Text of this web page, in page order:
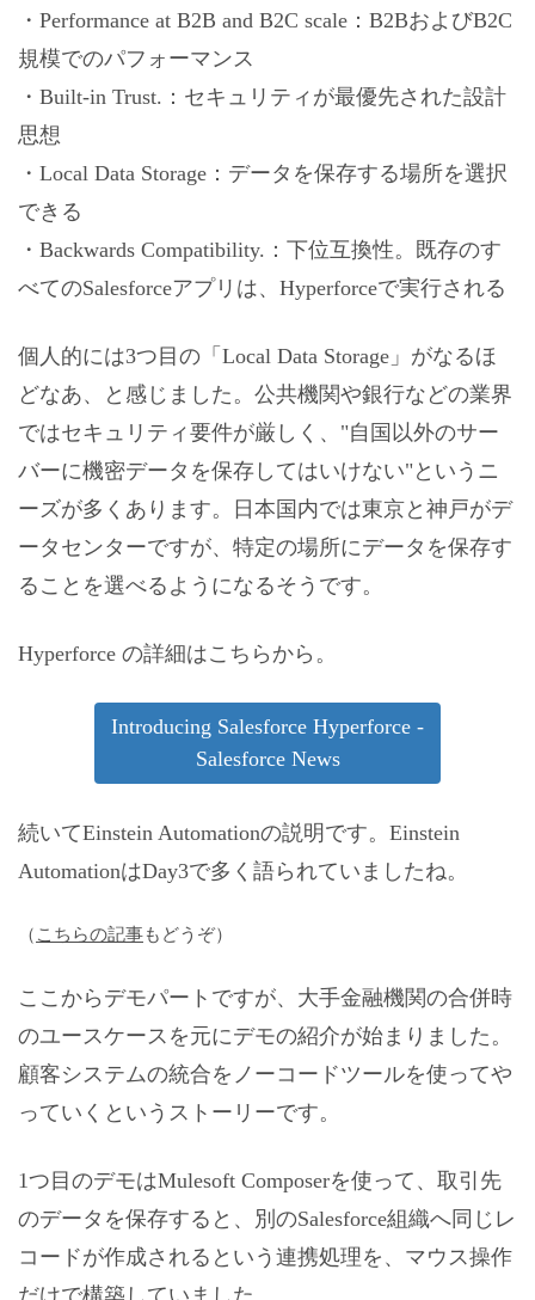
・Performance at B2B and B2C scale：B2BおよびB2C
規模でのパフォーマンス
・Built-in Trust.：セキュリティが最優先された設計
思想
・Local Data Storage：データを保存する場所を選択
できる
・Backwards Compatibility.：下位互換性。既存のす
べてのSalesforceアプリは、Hyperforceで実行される
個人的には3つ目の「Local Data Storage」がなるほ
どなあ、と感じました。公共機関や銀行などの業界
ではセキュリティ要件が厳しく、"自国以外のサー
バーに機密データを保存してはいけない"というニ
ーズが多くあります。日本国内では東京と神戸がデ
ータセンターですが、特定の場所にデータを保存す
ることを選べるようになるそうです。
Hyperforce の詳細はこちらから。
Introducing Salesforce Hyperforce -
Salesforce News
続いてEinstein Automationの説明です。Einstein
AutomationはDay3で多く語られていましたね。
（ こちらの記事もどうぞ）
ここからデモパートですが、大手金融機関の合併時
のユースケースを元にデモの紹介が始まりました。
顧客システムの統合をノーコードツールを使ってや
っていくというストーリーです。
1つ目のデモはMulesoft Composerを使って、取引先
のデータを保存すると、別のSalesforce組織へ同じレ
コードが作成されるという連携処理を、マウス操作
だけで構築していました。